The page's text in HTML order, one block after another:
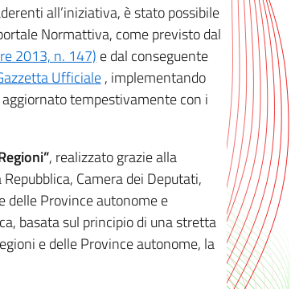
all’iniziativa, è stato possibile
Normattiva, come previsto dal
2013, n. 147) e dal conseguente
Ufficiale, implementando
tempestivamente con i
, realizzato grazie alla
Camera dei Deputati,
delle Province autonome e
basata sul principio di una stretta
e delle Province autonome, la